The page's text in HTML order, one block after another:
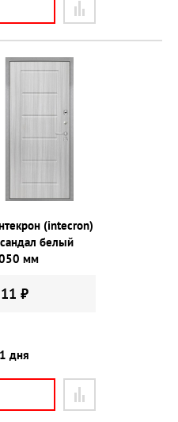
(intecron)
белый
мм
₽
дня